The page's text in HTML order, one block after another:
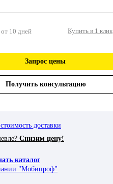
10 дней Купить в 1 клик
Запрос цены
Получить консультацию
доставки
Снизим цену!
каталог
"Мобипроф"